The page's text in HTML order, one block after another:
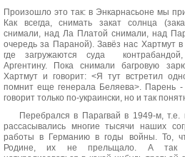
Произошло это так: в Энкарнасьоне мы
Как всегда, снимать закат солнца
снимали, над Ла Платой снимали, над
очередь за Параной). Завёз нас Хартмут
где загружаются суда
Аргентину. Пока снимали багровую
Хартмут и говорит: <Я тут встретил
помнит еще генерала Беляева>. Парень -
говорит только по-украински, но и так
Перебрался в Парагвай в 1949-м, т.е.
рассасывались многие тысячи наших
работы в Германию в годы войны. То,
Родине, их не прельщало. А так